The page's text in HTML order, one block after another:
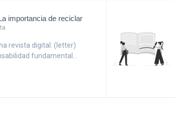
importancia de reciclar
revista digital: (letter)
fundamental...